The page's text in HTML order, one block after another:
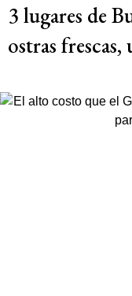
3 lugares de
ostras